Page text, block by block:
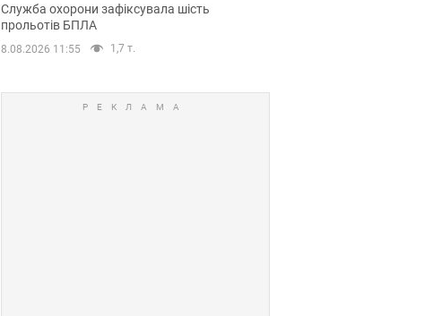
Служба охорони зафіксувала шість
прольотів БПЛА
8.08.2026 11:55 1,7 т.